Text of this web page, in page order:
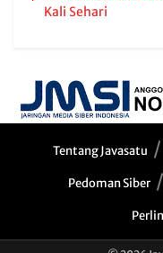
Kali Sehari
Tentang Javasatu
Pedoman Siber